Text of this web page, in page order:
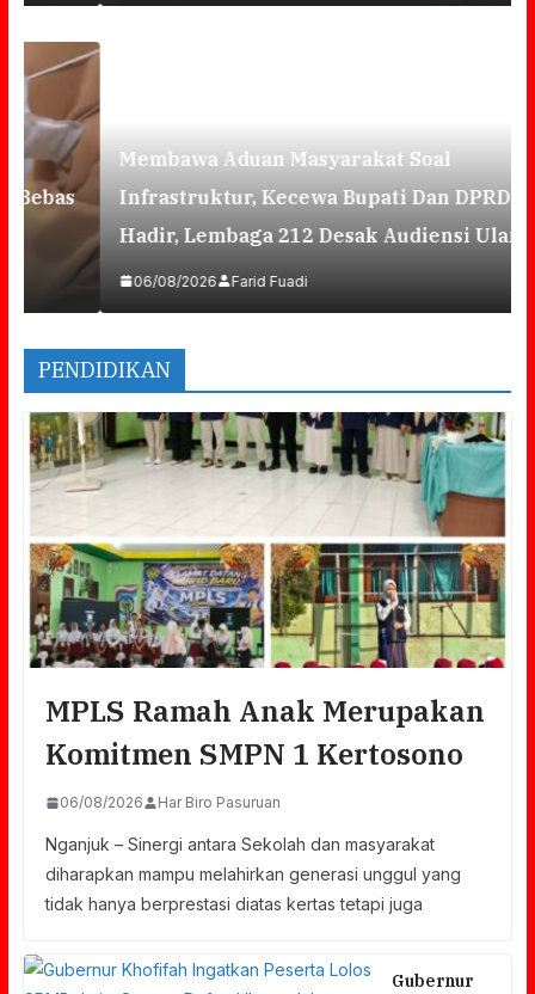
Membawa Aduan Masyarakat Soal
Infrastruktur, Kecewa Bupati Dan DPRD Tak
Hadir, Lembaga 212 Desak Audiensi Ulang
06/08/2026 Farid Fuadi
PENDIDIKAN
MPLS Ramah Anak Merupakan
Komitmen SMPN 1 Kertosono
06/08/2026 Har Biro Pasuruan
Nganjuk – Sinergi antara Sekolah dan masyarakat
diharapkan mampu melahirkan generasi unggul yang
tidak hanya berprestasi diatas kertas tetapi juga
Gubernur